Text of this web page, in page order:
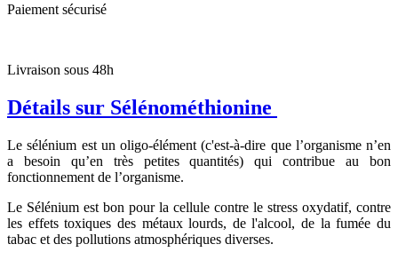
Paiement sécurisé
Livraison sous 48h
Détails sur Sélénométhionine
Le sélénium est un oligo-élément (c'est-à-dire que l’organisme n’en
a besoin qu’en très petites quantités) qui contribue au bon
fonctionnement de l’organisme.
Le Sélénium est bon pour la cellule contre le stress oxydatif, contre
les effets toxiques des métaux lourds, de l'alcool, de la fumée du
tabac et des pollutions atmosphériques diverses.